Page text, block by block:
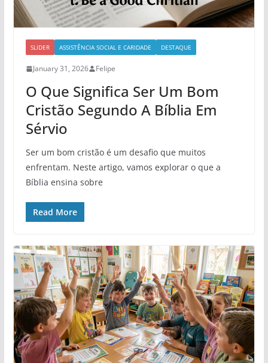
SLIDER ASSISTÊNCIA SOCIAL E CARIDADE DESTAQUE
January 31, 2026 Felipe
O Que Significa Ser Um Bom
Cristão Segundo A Bíblia Em
Sérvio
Ser um bom cristão é um desafio que muitos
enfrentam. Neste artigo, vamos explorar o que a
Bíblia ensina sobre
Read More